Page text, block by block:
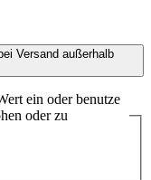
Versand außerhalb
ein oder benutze
oder zu